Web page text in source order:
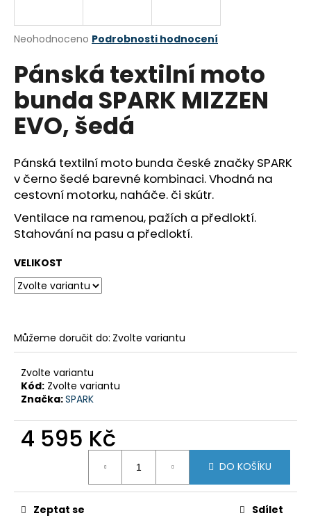
Průměrné
produktu
je
0,0
5
hvězdiček.
Neohodnoceno Podrobnosti hodnocení
Pánská textilní moto
bunda SPARK MIZZEN
EVO, šedá
Pánská textilní moto bunda české značky SPARK
v černo šedé barevné kombinaci. Vhodná na
cestovní motorku, naháče. či skútr.
Ventilace na ramenou, pažích a předloktí.
Stahování na pasu a předloktí.
VELIKOST
Můžeme doručit do: Zvolte variantu
Zvolte variantu
Kód: Zvolte variantu
Značka:SPARK
4 595 Kč
DO KOŠÍKU
Zeptat se Sdílet
j
t
?
HLEDAT
D
o
o
r
u
j
m
e
SADA
PRO
8
797,38